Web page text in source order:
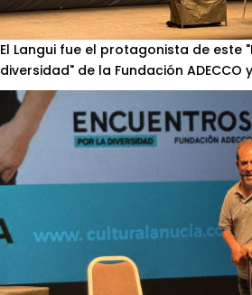
El Langui fue el protagonista de este
diversidad" de la Fundación ADECCO